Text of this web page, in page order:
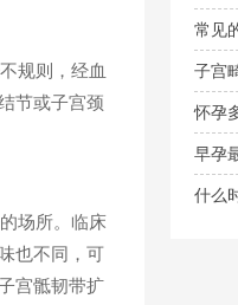
规则，经血
节或子宫颈
场所。临床
也不同，可
宫骶韧带扩
常见
子宫
怀孕
早孕
什么